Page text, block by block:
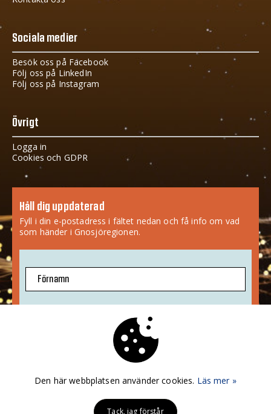
Sociala medier
Besök oss på Facebook
Följ oss på LinkedIn
Följ oss på Instagram
Övrigt
Logga in
Cookies och GDPR
Håll dig uppdaterad
Fyll i din e-postadress i fältet nedan och få info om vad
som händer i Gnosjöregionen.
Förnamn
Jag godkänner att mina uppgifter sparas.
PRENUMERERA!
Den här webbplatsen använder cookies. Läs mer »
Tack, jag förstår